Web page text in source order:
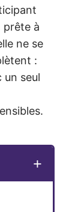
prête à
ne se
:
un seul